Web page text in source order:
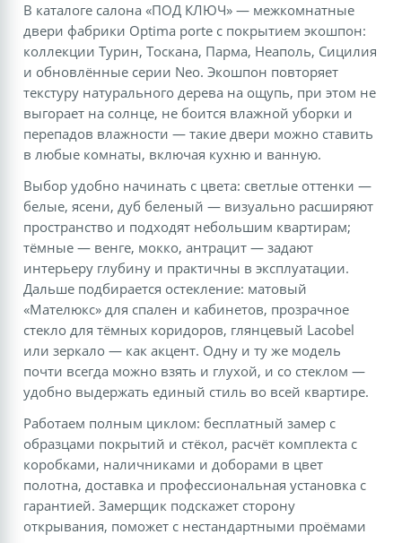
В каталоге салона «ПОД КЛЮЧ» — межкомнатные
двери фабрики Optima porte с покрытием экошпон:
коллекции Турин, Тоскана, Парма, Неаполь, Сицилия
и обновлённые серии Neo. Экошпон повторяет
текстуру натурального дерева на ощупь, при этом не
выгорает на солнце, не боится влажной уборки и
перепадов влажности — такие двери можно ставить
в любые комнаты, включая кухню и ванную.
Выбор удобно начинать с цвета: светлые оттенки —
белые, ясени, дуб беленый — визуально расширяют
пространство и подходят небольшим квартирам;
тёмные — венге, мокко, антрацит — задают
интерьеру глубину и практичны в эксплуатации.
Дальше подбирается остекление: матовый
«Мателюкс» для спален и кабинетов, прозрачное
стекло для тёмных коридоров, глянцевый Lacobel
или зеркало — как акцент. Одну и ту же модель
почти всегда можно взять и глухой, и со стеклом —
удобно выдержать единый стиль во всей квартире.
Работаем полным циклом: бесплатный замер с
образцами покрытий и стёкол, расчёт комплекта с
коробками, наличниками и доборами в цвет
полотна, доставка и профессиональная установка с
гарантией. Замерщик подскажет сторону
открывания, поможет с нестандартными проёмами